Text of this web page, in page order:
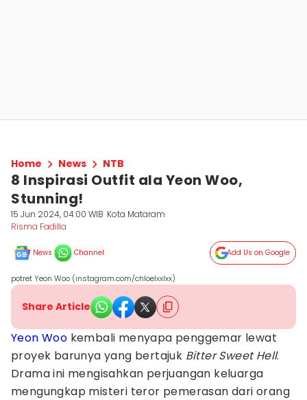
Home News NTB
8 Inspirasi Outfit ala Yeon Woo,
Stunning!
15 Jun 2024, 04:00 WIB Kota Mataram
Risma Fadilla
News Channel Add Us on Google
potret Yeon Woo (instagram.com/chloelxxlxx)
Share Article
Yeon Woo kembali menyapa penggemar lewat
proyek barunya yang bertajuk Bitter Sweet Hell.
Drama ini mengisahkan perjuangan keluarga
mengungkap misteri teror pemerasan dari orang